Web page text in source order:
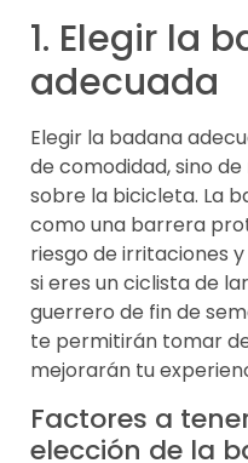
1. Elegir la
adecuada
Elegir la badana
de comodidad, sino
sobre la bicicleta. La
como una barrera
riesgo de irritaciones
si eres un ciclista de
guerrero de fin de
te permitirán tomar
mejorarán tu
Factores a
elección de la